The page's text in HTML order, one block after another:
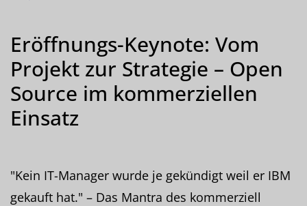
Eröffnungs-Keynote: Vom
Projekt zur Strategie – Open
Source im kommerziellen
Einsatz
"Kein IT-Manager wurde je gekündigt weil er IBM
gekauft hat." – Das Mantra des kommerziell